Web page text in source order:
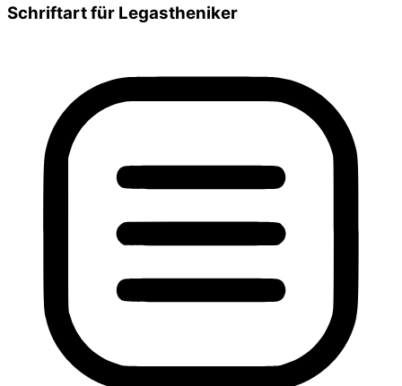
Schriftart für Legastheniker